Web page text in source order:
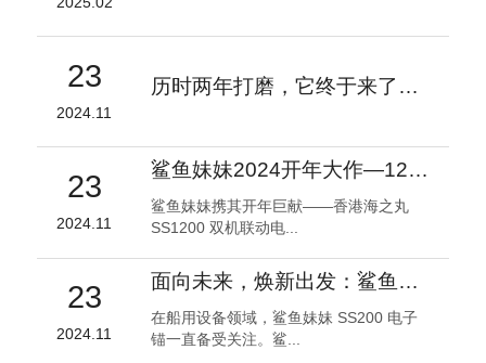
23
2024.11
历时两年打磨，它终于来了！- 鲨鱼妹妹 自研电子锚专用电池
23
2024.11
鲨鱼妹妹2024开年大作—1200磅电子锚引领海钓装备新潮流
鲨鱼妹妹携其开年巨献——香港海之丸
SS1200 双机联动电...
23
2024.11
面向未来，焕新出发：鲨鱼妹妹 SS200 电子锚全面升级！
在船用设备领域，鲨鱼妹妹 SS200 电子
锚一直备受关注。鲨...